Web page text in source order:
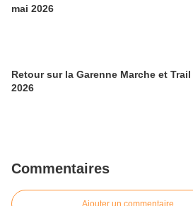
mai 2026
Retour sur la Garenne Marche et Trail
2026
Commentaires
Ajouter un commentaire